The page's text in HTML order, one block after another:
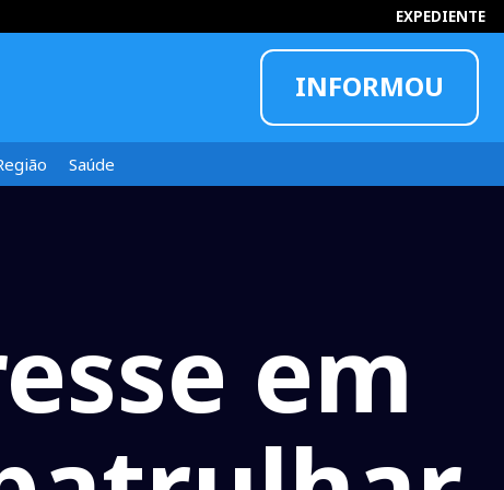
EXPEDIENTE
INFORMOU
Saúde
em